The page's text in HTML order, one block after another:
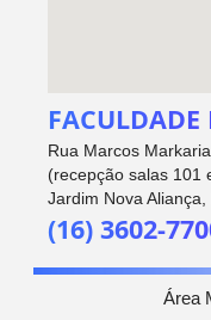
FACULDADE
Rua Marcos
(recepção salas 101
Jardim Nova
(16) 3602-
Área